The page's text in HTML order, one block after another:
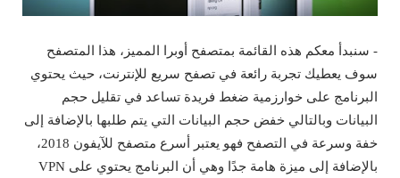
- سنبدأ معكم هذه القائمة بمتصفح أوبرا المميز، هذا المتصفح
سوف يعطيك تجربة رائعة في تصفح سريع للإنترنت، حيث يحتوي
البرنامج على خوارزمية ضغط فريدة تساعد في تقليل حجم
البيانات وبالتالي خفض حجم البيانات التي يتم طلبها بالإضافة إلى
خفة وسرعة في التصفح فهو يعتبر أسرع متصفح للآيفون 2018،
بالإضافة إلى ميزة هامة جدًا وهي أن البرنامج يحتوي على VPN